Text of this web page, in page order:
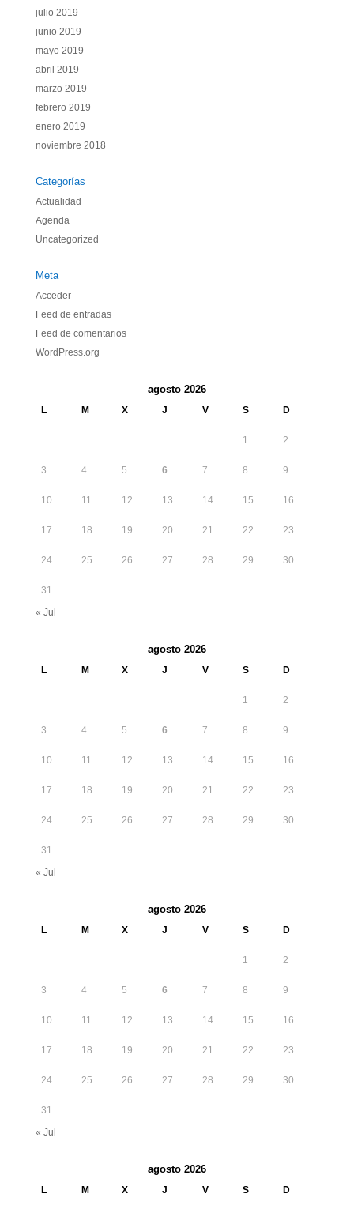
julio 2019
junio 2019
mayo 2019
abril 2019
marzo 2019
febrero 2019
enero 2019
noviembre 2018
Categorías
Actualidad
Agenda
Uncategorized
Meta
Acceder
Feed de entradas
Feed de comentarios
WordPress.org
agosto 2026
L M X J V S D
1 2
3 4 5 6 7 8 9
10 11 12 13 14 15 16
17 18 19 20 21 22 23
24 25 26 27 28 29 30
31
« Jul
agosto 2026
L M X J V S D
1 2
3 4 5 6 7 8 9
10 11 12 13 14 15 16
17 18 19 20 21 22 23
24 25 26 27 28 29 30
31
« Jul
agosto 2026
L M X J V S D
1 2
3 4 5 6 7 8 9
10 11 12 13 14 15 16
17 18 19 20 21 22 23
24 25 26 27 28 29 30
31
« Jul
agosto 2026
L M X J V S D